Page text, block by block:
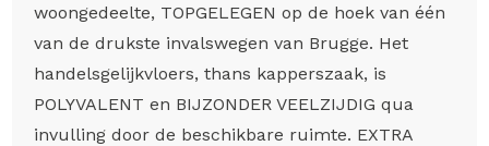
woongedeelte, TOPGELEGEN op de hoek van één
van de drukste invalswegen van Brugge. Het
handelsgelijkvloers, thans kapperszaak, is
POLYVALENT en BIJZONDER VEELZIJDIG qua
invulling door de beschikbare ruimte. EXTRA